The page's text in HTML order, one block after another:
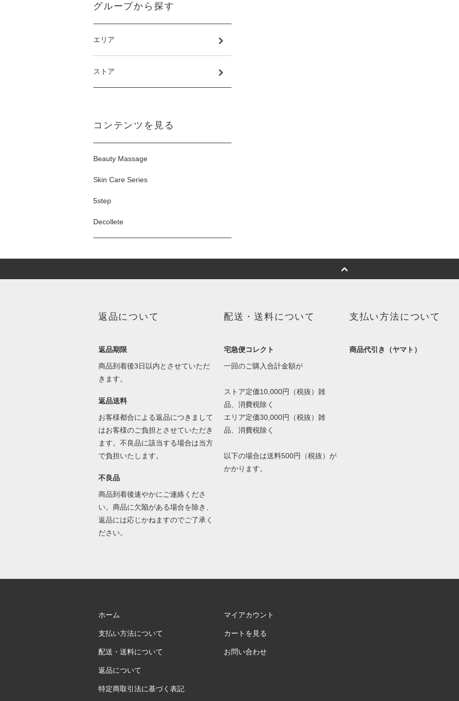
グループから探す
エリア
ストア
コンテンツを見る
Beauty Massage
Skin Care Series
5step
Decollete
返品について
返品期限
商品到着後3日以内とさせていただ
きます。
返品送料
お客様都合による返品につきまして
はお客様のご負担とさせていただき
ます。不良品に該当する場合は当方
で負担いたします。
不良品
商品到着後速やかにご連絡くださ
い。商品に欠陥がある場合を除き、
返品には応じかねますのでご了承く
ださい。
配送・送料について
宅急便コレクト
一回のご購入合計金額が
ストア定価10,000円（税抜）雑
品、消費税除く
エリア定価30,000円（税抜）雑
品、消費税除く
以下の場合は送料500円（税抜）が
かかります。
支払い方法について
商品代引き（ヤマト）
ホーム
支払い方法について
配送・送料について
返品について
特定商取引法に基づく表記
マイアカウント
カートを見る
お問い合わせ